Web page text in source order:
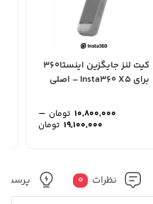
کیت لنز جایگزین اینستا360
برای Insta360 X5 – اصلی
10,800,000 تومان –
19,100,000 تومان
نظرات 0 پرسش